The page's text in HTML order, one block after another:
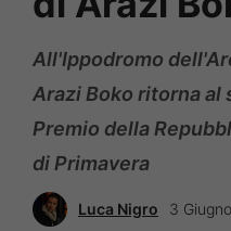
All'Ippodromo
Arazi Boko ritorna al
Premio della
di Primavera
Luca Nigro 3